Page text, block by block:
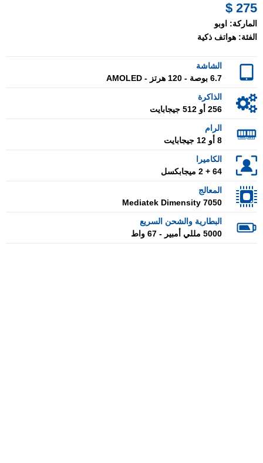
275 $
الماركة: اوبو
الفئة: هواتف ذكية
الشاشة
6.7 بوصة - 120 هرتز - AMOLED
الذاكرة
256 أو 512 جيجابايت
الرام
8 أو 12 جيجابايت
الكاميرا
64 + 2 ميجابكسل
المعالج
Mediatek Dimensity 7050
البطارية والشحن السريع
5000 مللي أمبير - 67 واط